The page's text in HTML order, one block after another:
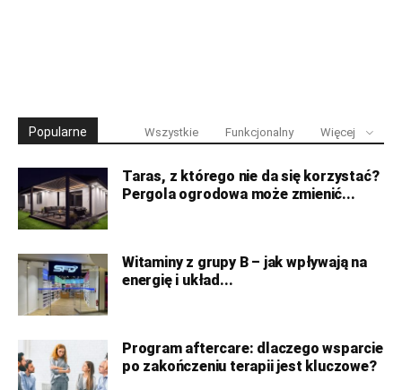
Popularne Wszystkie Funkcjonalny Więcej
Taras, z którego nie da się korzystać?
Pergola ogrodowa może zmienić...
Witaminy z grupy B – jak wpływają na
energię i układ...
Program aftercare: dlaczego wsparcie
po zakończeniu terapii jest kluczowe?